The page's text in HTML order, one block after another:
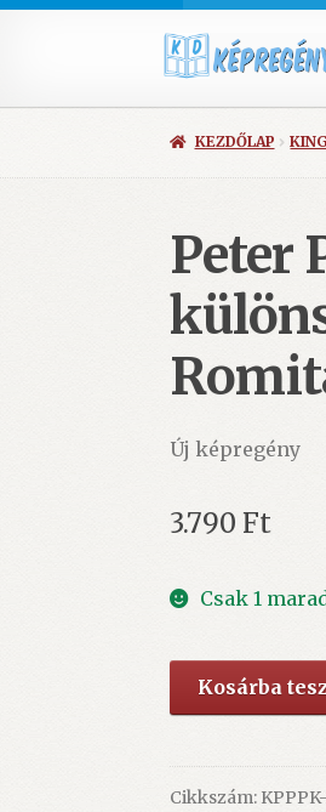
KEZDŐLAP
Peter
Új képregény
3.790Ft
Csak 1
Peter
különszám:
2025/2A-
Kosárba
Cikkszám: